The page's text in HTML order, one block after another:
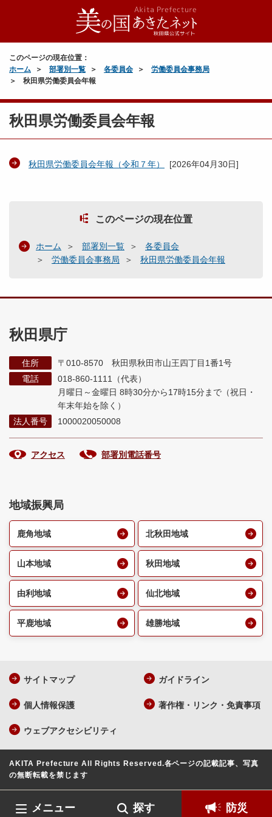
メニュー 探す 防災
このページの現在位置：
ホーム
部署別一覧 各委員会
労働委員会事務局
秋田県労働委員会年報
秋田県労働委員会年報
秋田県労働委員会年報（令和７年） [2026年04月30日]
このページの現在位置
ホーム 部署別一覧
各委員会
労働委員会事務局
秋田県労働委員会年報
秋田県庁
住所
〒010-8570 秋田県秋田市山王四丁目1番1号
電話
018-860-1111（代表）
月曜日～金曜日 8時30分から17時15分まで （祝日・
年末年始を除く）
法人番号
1000020050008
アクセス 部署別電話番号
地域振興局
鹿角地域 北秋田地域
山本地域 秋田地域
由利地域 仙北地域
平鹿地域 雄勝地域
サイトマップ ガイドライン
個人情報保護 著作権・リンク・免責事項
ウェブアクセシビリティ
AKITA Prefecture All Rights Reserved.各ページの記載記事、写真
の無断転載を禁じます